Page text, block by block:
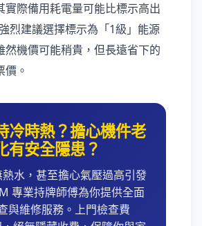
實際備用耗電量可能比標示高出
烈建議選擇標示為「1級」能源
然機價可能稍貴，但長遠省下的
價。
冷時熱？擔心機件老
有安全隱患？
水，甚至擔心氣壓過高引發
專業持牌師傅為你提供全面
與維修服務。上門檢查費